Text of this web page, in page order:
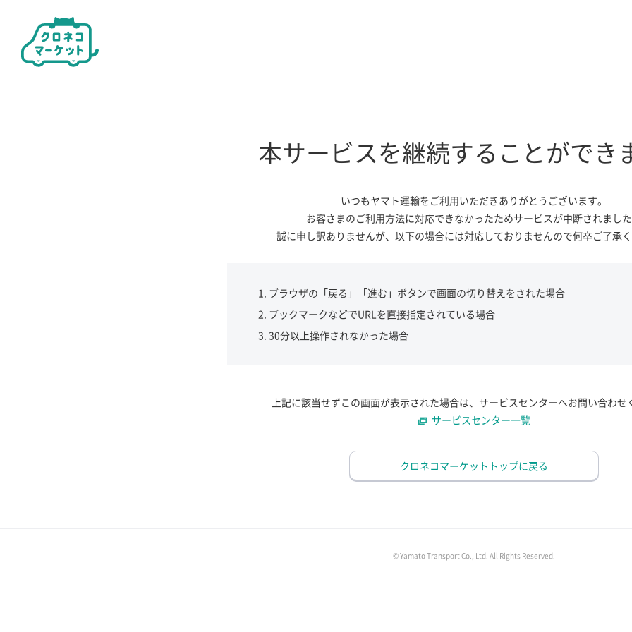
本サービスを継続する ことができ
いつもヤマト運輸をご利用いただきありがとうございます。
お客さまのご利用方法に対応できなかったためサービスが中断されました
誠に申し訳ありませんが、 以下の場合には対応しておりませんので何卒ご了承く
ブラウザの「戻る」「進む」ボタンで画面の切り替えをされた場合
ブックマークなどでURLを直接指定されている場合
30分以上操作されなかった場合
上記に該当せずこの画面が表示された場合は、サービスセンターへお問い合わせ
サービスセンター一覧
クロネコマーケットトップに戻る
© Yamato Transport Co., Ltd. All Rights Reserved.